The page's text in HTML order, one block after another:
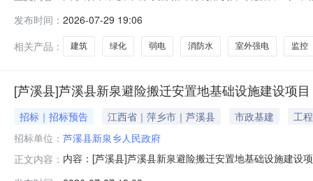
宜昌市洋坤建筑有限公司中标范围和内容:1#钢构堆料大
发布时间： 2026-07-29 19:06
相关产品：
建筑 绿化 弱电 消防水 室外强电 监控
[芦溪县]芦溪县新泉避险搬迁安置地基础设施建设项目
招标｜招标预告 江西省｜萍乡市｜芦溪县 市政基建
工程
招标单位： 芦溪县新泉乡人民政府
正文内容： 内容：[芦溪县]芦溪县新泉避险搬迁安置地基础设施建设